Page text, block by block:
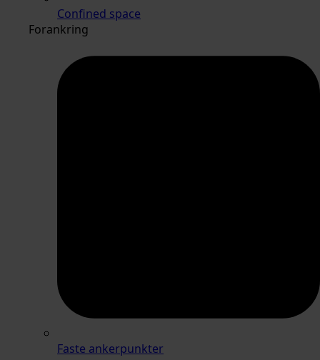
Confined space
Forankring
Faste ankerpunkter